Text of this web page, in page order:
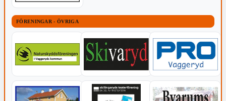
FÖRENINGAR - ÖVRIGA